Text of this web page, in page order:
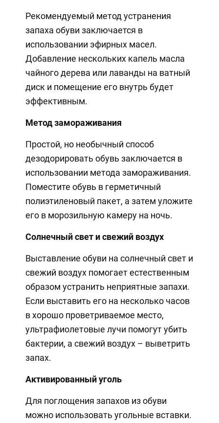
Рекомендуемый метод устранения
запаха обуви заключается в
использовании эфирных масел.
Добавление нескольких капель масла
чайного дерева или лаванды на ватный
диск и помещение его внутрь будет
эффективным.
Метод замораживания
Простой, но необычный способ
дезодорировать обувь заключается в
использовании метода замораживания.
Поместите обувь в герметичный
полиэтиленовый пакет, а затем уложите
его в морозильную камеру на ночь.
Солнечный свет и свежий воздух
Выставление обуви на солнечный свет и
свежий воздух помогает естественным
образом устранить неприятные запахи.
Если выставить его на несколько часов
в хорошо проветриваемое место,
ультрафиолетовые лучи помогут убить
бактерии, а свежий воздух – выветрить
запах.
Активированный уголь
Для поглощения запахов из обуви
можно использовать угольные вставки.